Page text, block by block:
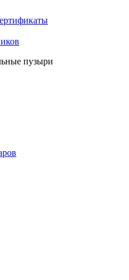
пузыри